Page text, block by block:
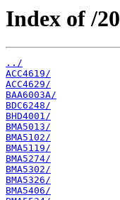
Index of /
../
ACC4619/
ACC4629/
BAA6003A/
BDC6248/
BHD4001/
BMA5013/
BMA5102/
BMA5119/
BMA5274/
BMA5302/
BMA5326/
BMA5406/